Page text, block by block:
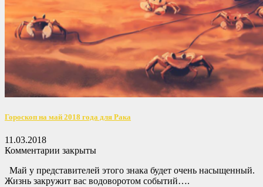
Гороскоп на май 2018 года для Рака
11.03.2018
Комментарии закрыты
Май у представителей этого знака будет очень насыщенный.
Жизнь закружит вас водоворотом событий….